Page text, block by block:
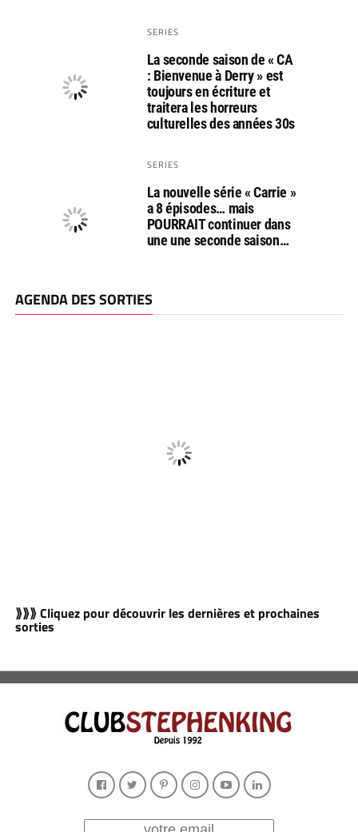
SERIES
La seconde saison de « CA
: Bienvenue à Derry » est
toujours en écriture et
traitera les horreurs
culturelles des années 30s
SERIES
La nouvelle série « Carrie »
a 8 épisodes… mais
POURRAIT continuer dans
une une seconde saison…
AGENDA DES SORTIES
⟫⟫⟫ Cliquez pour découvrir les dernières et prochaines
sorties